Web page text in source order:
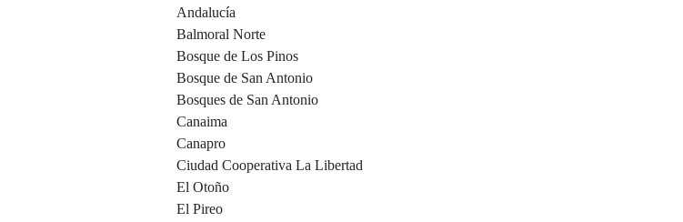
Andalucía
Balmoral Norte
Bosque de Los Pinos
Bosque de San Antonio
Bosques de San Antonio
Canaima
Canapro
Ciudad Cooperativa La Libertad
El Otoño
El Pireo